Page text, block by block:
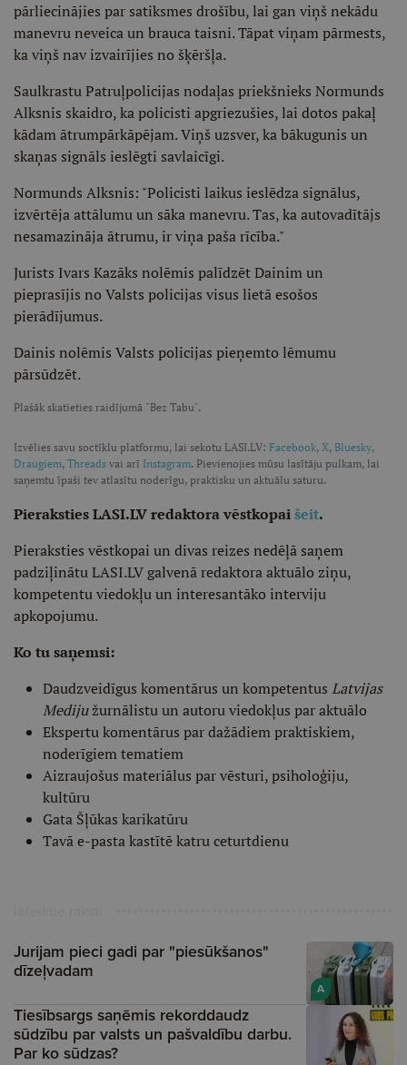
pārliecinājies par satiksmes drošību, lai gan viņš nekādu
manevru neveica un brauca taisni. Tāpat viņam pārmests,
ka viņš nav izvairījies no šķēršļa.
Saulkrastu Patruļpolicijas nodaļas priekšnieks Normunds
Alksnis skaidro, ka policisti apgriezušies, lai dotos pakaļ
kādam ātrumpārkāpējam. Viņš uzsver, ka bākugunis un
skaņas signāls ieslēgti savlaicīgi.
Normunds Alksnis: "Policisti laikus ieslēdza signālus,
izvērtēja attālumu un sāka manevru. Tas, ka autovadītājs
nesamazināja ātrumu, ir viņa paša rīcība."
Jurists Ivars Kazāks nolēmis palīdzēt Dainim un
pieprasījis no Valsts policijas visus lietā esošos
pierādījumus.
Dainis nolēmis Valsts policijas pieņemto lēmumu
pārsūdzēt.
Plašāk skatieties raidījumā "Bez Tabu".
Izvēlies savu soctīklu platformu, lai sekotu LASI.LV: Facebook, X, Bluesky,
Draugiem, Threads vai arī Instagram. Pievienojies mūsu lasītāju pulkam, lai
saņemtu īpaši tev atlasītu noderīgu, praktisku un aktuālu saturu.
Pieraksties LASI.LV redaktora vēstkopaišeit.
Pieraksties vēstkopai un divas reizes nedēļā saņem
padziļinātu LASI.LV galvenā redaktora aktuālo ziņu,
kompetentu viedokļu un interesantāko interviju
apkopojumu.
Ko tu saņemsi:
Daudzveidīgus komentārus un kompetentus Latvijas
Medijužurnālistu un autoru viedokļus par aktuālo
Ekspertu komentārus par dažādiem praktiskiem,
noderīgiem tematiem
Aizraujošus materiālus par vēsturi, psiholoģiju,
kultūru
Gata Šļūkas karikatūru
Tavā e-pasta kastītē katru ceturtdienu
A
Jurijam pieci gadi par "piesūkšanos"
dīzeļvadam
Tiesībsargs saņēmis rekorddaudz
sūdzību par valsts un pašvaldību darbu.
Par ko sūdzas?